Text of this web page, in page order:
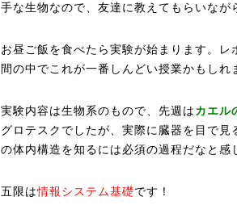
手な生物なので、友達に教えてもらいなが
お昼ご飯を食べたら実験が始まります。レ
間の中でこれが一番しんどい授業かもしれ
実験内容は生物系のもので、先週はカエル
グロテスクでしたが、実際に臓器を目で
の体内構造を知るには必須の過程だなと感
五限は情報システム基礎です！